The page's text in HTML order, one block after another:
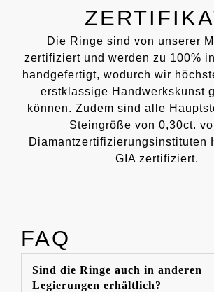
Die Ringe sind von unserer
zertifiziert und werden zu 100%
handgefertigt, wodurch wir
erstklassige Handwerkskunst
können. Zudem sind alle
Steingröße von 0,30ct.
Diamantzertifizierungsinstituten
GIA zertifiziert.
FAQ
Sind die Ringe auch in anderen
Legierungen erhältlich?